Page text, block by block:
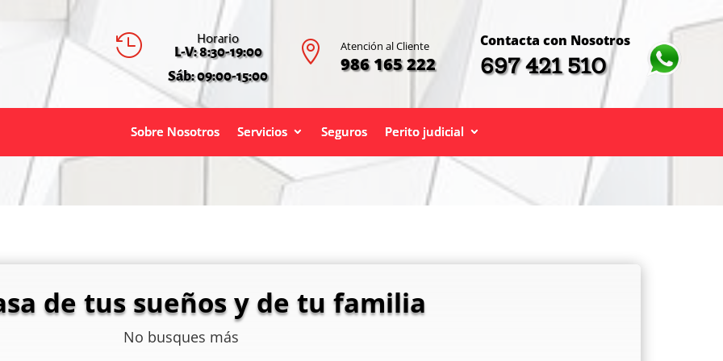
 Horario
L-V: 8:30-19:00
Sáb: 09:00-15:00
 Atención al Cliente
986 165 222
Contacta con Nosotros
697 421 510
Sobre Nosotros Servicios Seguros Perito judicial
de tus sueños y de tu familia
No busques más